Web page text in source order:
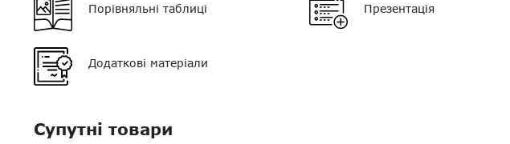
Кнопка PTT немає
Тип навушника
Роз'єм
Порівняльні таблиці Презентація
Додаткові матеріали
Супутні товари